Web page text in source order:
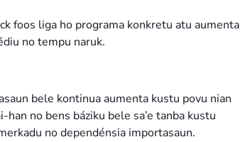
foos liga ho programa konkretu atu aumenta
no tempu naruk.
bele kontinua aumenta kustu povu nian
no bens báziku bele sa’e tanba kustu
no dependénsia importasaun.